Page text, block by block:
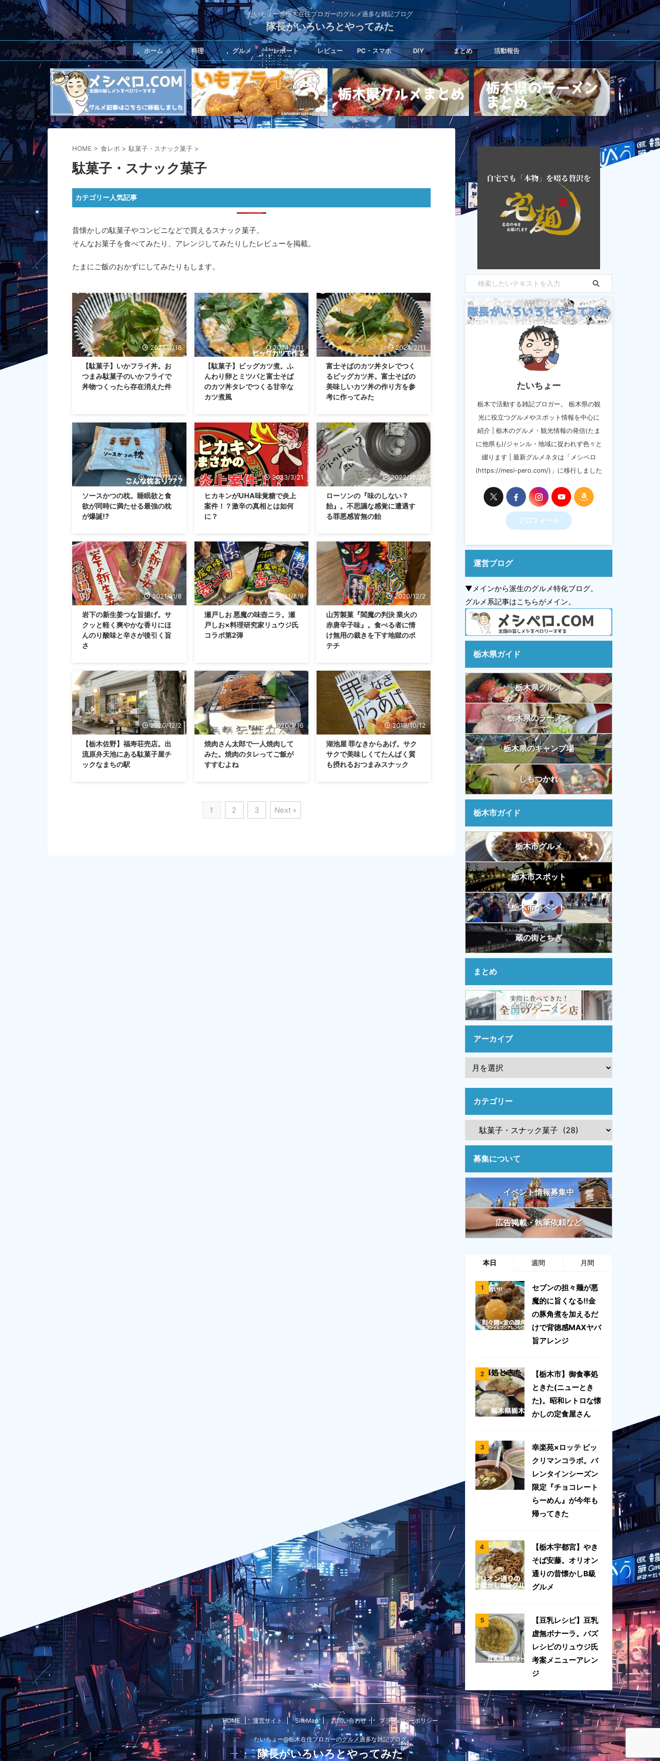
たいちょー@栃木在住ブロガーのグルメ過多な雑記ブログ
隊長がいろいろとやってみた
ホーム 料理 グルメ レポート レビュー PC・スマホ DIY まとめ 活動報告
HOME > 食レポ > 駄菓子・スナック菓子 >
駄菓子・スナック菓子
カテゴリー人気記事
昔懐かしの駄菓子やコンビニなどで買えるスナック菓子。
そんなお菓子を食べてみたり、アレンジしてみたりしたレビューを掲載。
たまにご飯のおかずにしてみたりもします。
2024/2/18
【駄菓子】いかフライ丼。お
つまみ駄菓子のいかフライで
丼物つくったら存在消えた件
2024/2/11
【駄菓子】ビッグカツ煮。ふ
んわり卵とミツバと富士そば
のカツ丼タレでつくる甘辛な
カツ煮風
2024/2/11
富士そばのカツ丼タレでつく
るビッグカツ丼。富士そばの
美味しいカツ丼の作り方を参
考に作ってみた
2023/12/24
ソースかつの枕。睡眠欲と食
欲が同時に満たせる最強の枕
が爆誕!?
2023/3/21
ヒカキンがUHA味覚糖で炎上
案件！？激辛の真相とは如何
に？
2022/10/27
ローソンの『味のしない？
飴』。不思議な感覚に遭遇す
る罪悪感皆無の飴
2021/11/8
岩下の新生姜つな旨揚げ。サ
クッと軽く爽やかな香りにほ
んのり酸味と辛さが後引く旨
さ
2021/8/9
瀬戸しお 悪魔の味壺ニラ。瀬
戸しお×料理研究家リュウジ氏
コラボ第2弾
2020/12/2
山芳製菓『閻魔の判決 業火の
赤唐辛子味』。食べる者に情
け無用の裁きを下す地獄のポ
テチ
2020/12/2
【栃木佐野】福寿荘売店。出
流原弁天池にある駄菓子屋チ
ックなまちの駅
2020/1/16
焼肉さん太郎で一人焼肉して
みた。焼肉のタレってご飯が
すすむよね
2019/10/12
湖池屋 罪なきからあげ。サク
サクで美味しくてたんぱく質
も摂れるおつまみスナック
1 2 3 Next »
【PR】ラーメンお取り寄せ
たいちょー
栃木で活動する雑記ブロガー。 栃木県の観
光に役立つグルメやスポット情報を中心に
紹介 | 栃木のグルメ・観光情報の発信(たま
に他県も)/ジャンル・地域に捉われず色々と
綴ります | 最新グルメネタは「メシペロ
(https://mesi-pero.com/)」に移行しました
プロフィール
運営ブログ
▼メインから派生のグルメ特化ブログ。
グルメ系記事はこちらがメイン。
栃木県ガイド
栃木県グルメ
栃木県のラーメン
栃木県のキャンプ場
しもつかれ
栃木市ガイド
栃木市グルメ
栃木市スポット
栃木市イベント
蔵の街とちぎ
まとめ
全国のラーメン
アーカイブ
カテゴリー
募集について
イベント情報募集中
広告掲載・執筆依頼など
本日 週間 月間
セブンの担々麺が悪
魔的に旨くなる!!金
の豚角煮を加えるだ
けで背徳感MAXヤバ
旨アレンジ
【栃木市】御食事処
ときた(ニューとき
た)。昭和レトロな懐
かしの定食屋さん
幸楽苑×ロッテ ビッ
クリマンコラボ。バ
レンタインシーズン
限定『チョコレート
らーめん』が今年も
帰ってきた
【栃木宇都宮】やき
そば安藤。オリオン
通りの昔懐かしB級
グルメ
【豆乳レシピ】豆乳
虚無ボナーラ。バズ
レシピのリュウジ氏
考案メニューアレン
ジ
HOME 運営サイト SiteMap お問い合わせ プライバシーポリシー
たいちょー@栃木在住ブロガーのグルメ過多な雑記ブログ
隊長がいろいろとやってみた